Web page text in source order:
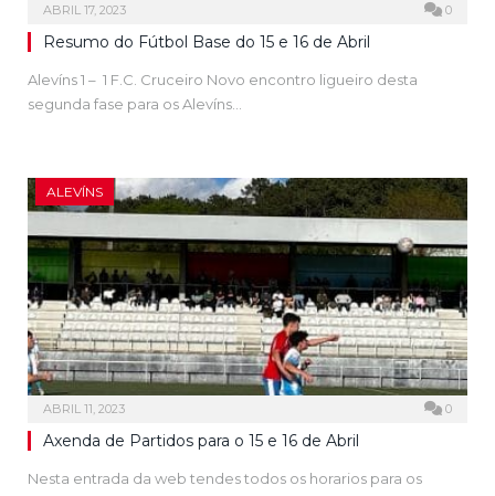
ABRIL 17, 2023 0
Resumo do Fútbol Base do 15 e 16 de Abril
Alevíns 1 – 1 F.C. Cruceiro Novo encontro ligueiro desta
segunda fase para os Alevíns…
ALEVÍNS
ABRIL 11, 2023 0
Axenda de Partidos para o 15 e 16 de Abril
Nesta entrada da web tendes todos os horarios para os